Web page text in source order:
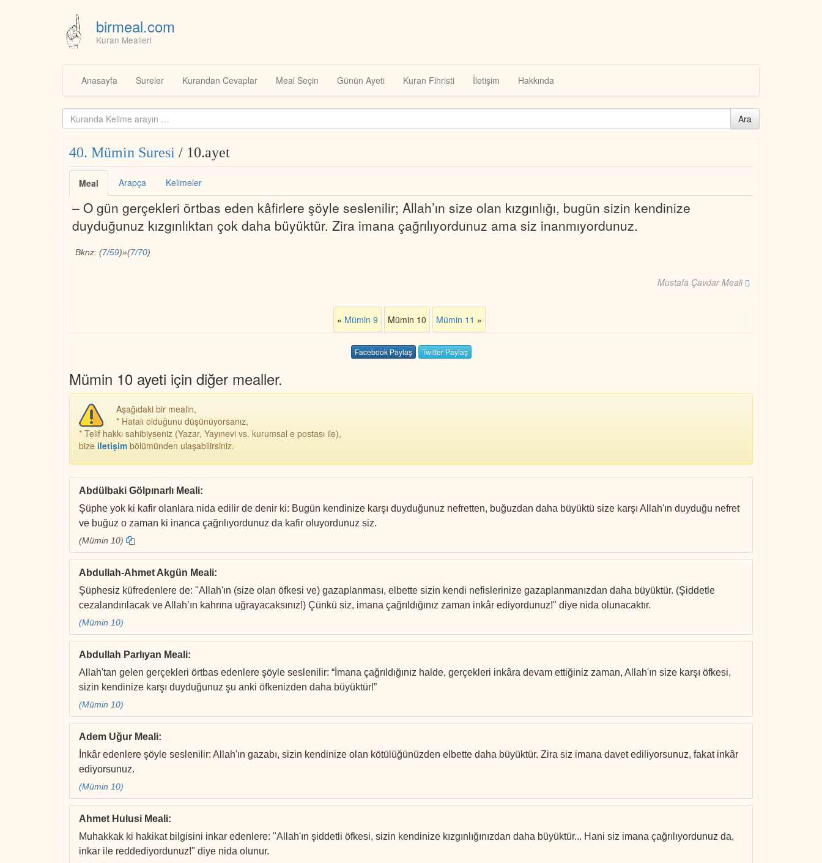
birmeal.com
Kuran Mealleri
content
Anasayfa Sureler Kurandan Cevaplar Meal Seçin Günün Ayeti Kuran Fihristi İletişim Hakkında
Kuranda
ara...
Ara
40. Mümin Suresi / 10.ayet
Meal Arapça Kelimeler
– O gün gerçekleri örtbas eden kâfirlere şöyle seslenilir; Allah’ın size olan kızgınlığı, bugün sizin kendinize
duyduğunuz kızgınlıktan çok daha büyüktür. Zira imana çağrılıyordunuz ama siz inanmıyordunuz.
Bknz: (7/59)»(7/70)
Mustafa Çavdar Meali
« Mümin 9 Mümin 10 Mümin 11 »
Facebook Paylaş Twitter Paylaş
Mümin 10 ayeti için diğer mealler.
Aşağıdaki bir mealin,
* Hatalı olduğunu düşünüyorsanız,
* Telif hakkı sahibiyseniz (Yazar, Yayınevi vs. kurumsal e postası ile),
bize iletişim bölümünden ulaşabilirsiniz.
Abdülbaki Gölpınarlı Meali:
Şüphe yok ki kafir olanlara nida edilir de denir ki: Bugün kendinize karşı duyduğunuz nefretten, buğuzdan daha büyüktü size karşı Allah'ın duyduğu nefret
ve buğuz o zaman ki inanca çağrılıyordunuz da kafir oluyordunuz siz.
(Mümin 10)
Abdullah-Ahmet Akgün Meali:
Şüphesiz küfredenlere de: "Allah'ın (size olan öfkesi ve) gazaplanması, elbette sizin kendi nefislerinize gazaplanmanızdan daha büyüktür. (Şiddetle
cezalandırılacak ve Allah’ın kahrına uğrayacaksınız!) Çünkü siz, imana çağrıldığınız zaman inkâr ediyordunuz!" diye nida olunacaktır.
(Mümin 10)
Abdullah Parlıyan Meali:
Allah'tan gelen gerçekleri örtbas edenlere şöyle seslenilir: “İmana çağrıldığınız halde, gerçekleri inkâra devam ettiğiniz zaman, Allah'ın size karşı öfkesi,
sizin kendinize karşı duyduğunuz şu anki öfkenizden daha büyüktür!”
(Mümin 10)
Adem Uğur Meali:
İnkâr edenlere şöyle seslenilir: Allah'ın gazabı, sizin kendinize olan kötülüğünüzden elbette daha büyüktür. Zira siz imana davet ediliyorsunuz, fakat inkâr
ediyorsunuz.
(Mümin 10)
Ahmet Hulusi Meali:
Muhakkak ki hakikat bilgisini inkar edenlere: "Allah'ın şiddetli öfkesi, sizin kendinize kızgınlığınızdan daha büyüktür... Hani siz imana çağrılıyordunuz da,
inkar ile reddediyordunuz!" diye nida olunur.